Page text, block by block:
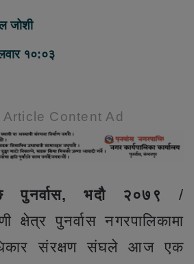
जोशी
१०:०३
Article Content Ad
पुनर्वास, भदौ २०७९
/
क्षेत्र पुनर्वास नगरपालिकामा
संरक्षण संघले आज एक